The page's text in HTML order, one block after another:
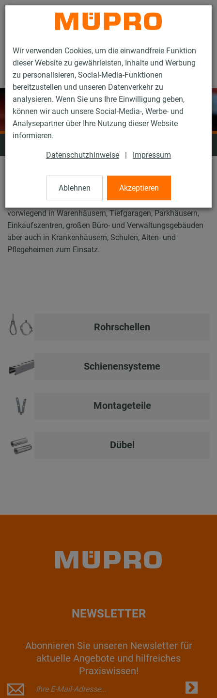
Wir verwenden Cookies, um die einwandfreie Funktion
dieser Website zu gewährleisten, Inhalte und Werbung
zu personalisieren, Social-Media-Funktionen
bereitzustellen und unseren Datenverkehr zu
analysieren. Wenn Sie uns Ihre Einwilligung geben,
können wir auch unsere Social-Media-, Werbe- und
Analysepartner über Ihre Nutzung dieser Website
informieren.
Datenschutzhinweise | Impressum
Ablehnen Akzeptieren
Kontakt
Im Bereich des abwehrenden Brandschutzes bieten wir
Sprinklerprodukte mit VdS- und/oder FM-Zulassung für die
Befestigung von Wasserlöschanlagen. Diese kommen
vorwiegend in Warenhäusern, Tiefgaragen, Parkhäusern,
Einkaufszentren, großen Büro- und Verwaltungsgebäuden
aber auch in Krankenhäusern, Schulen, Alten- und
Pflegeheimen zum Einsatz.
Rohrschellen
Schienensysteme
Montageteile
Dübel
NEWSLETTER
Abonnieren Sie unseren Newsletter für
aktuelle Angebote und hilfreiches
Praxiswissen!